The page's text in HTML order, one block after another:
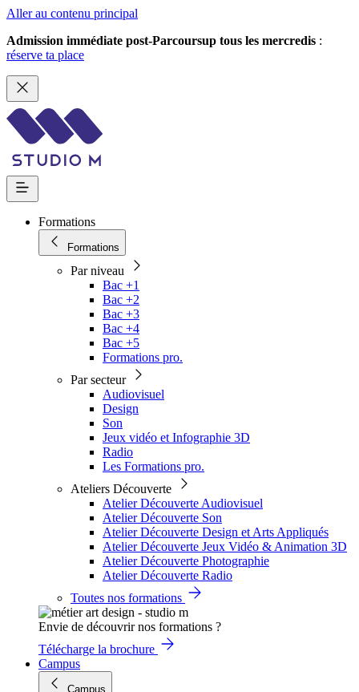
Aller au contenu principal
Admission immédiate post-Parcoursup tous les mercredis :
réserve ta place
Formations
Formations
Par niveau
Bac +1
Bac +2
Bac +3
Bac +4
Bac +5
Formations pro.
Par secteur
Audiovisuel
Design
Son
Jeux vidéo et Infographie 3D
Radio
Les Formations pro.
Ateliers Découverte
Atelier Découverte Audiovisuel
Atelier Découverte Son
Atelier Découverte Design et Arts Appliqués
Atelier Découverte Jeux Vidéo & Animation 3D
Atelier Découverte Photographie
Atelier Découverte Radio
Toutes nos formations
Envie de découvrir nos formations ?
Télécharge la brochure
Campus
Campus